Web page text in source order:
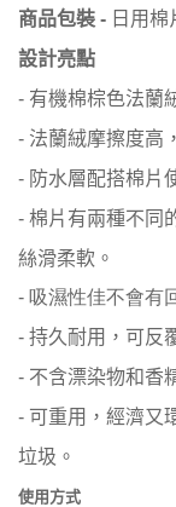
商品包裝 - 日用棉
設計亮點
- 有機棉棕色法蘭
- 法蘭絨摩擦度高
- 防水層配搭棉片
- 棉片有兩種不同
絲滑柔軟。
- 吸濕性佳不會有
- 持久耐用，可反
- 不含漂染物和香
- 可重用，經濟又
垃圾。
使用方式